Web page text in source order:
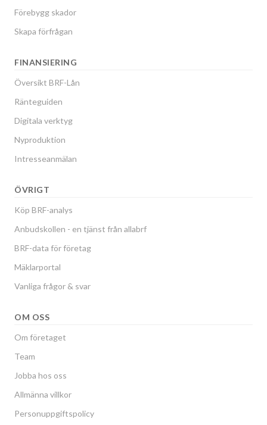
Förebygg skador
Skapa förfrågan
FINANSIERING
Översikt BRF-Lån
Ränteguiden
Digitala verktyg
Nyproduktion
Intresseanmälan
ÖVRIGT
Köp BRF-analys
Anbudskollen - en tjänst från allabrf
BRF-data för företag
Mäklarportal
Vanliga frågor & svar
OM OSS
Om företaget
Team
Jobba hos oss
Allmänna villkor
Personuppgiftspolicy